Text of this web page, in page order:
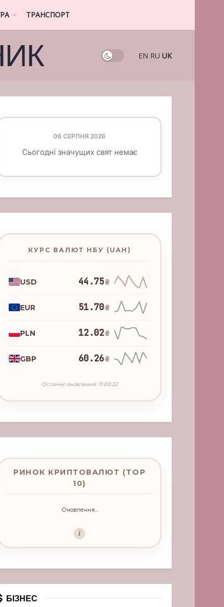
ТРАНСПОРТ
EN RU UK
06 СЕРПНЯ 2026
Сьогодні значущих свят немає
КУРС ВАЛЮТ НБУ (UAH)
USD 44.75₴
EUR 51.70₴
PLN 12.02₴
GBP 60.26₴
Останнє оновлення: 11:00:22
РИНОК КРИПТОВАЛЮТ (TOP
10)
Оновлення...
i
БІЗНЕС